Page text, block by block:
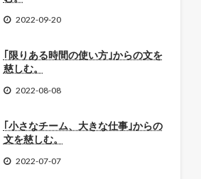
2022-09-20
｢限りある時間の使い方｣からの文を
慈しむ。
2022-08-08
｢小さなチーム、大きな仕事｣からの
文を慈しむ。
2022-07-07